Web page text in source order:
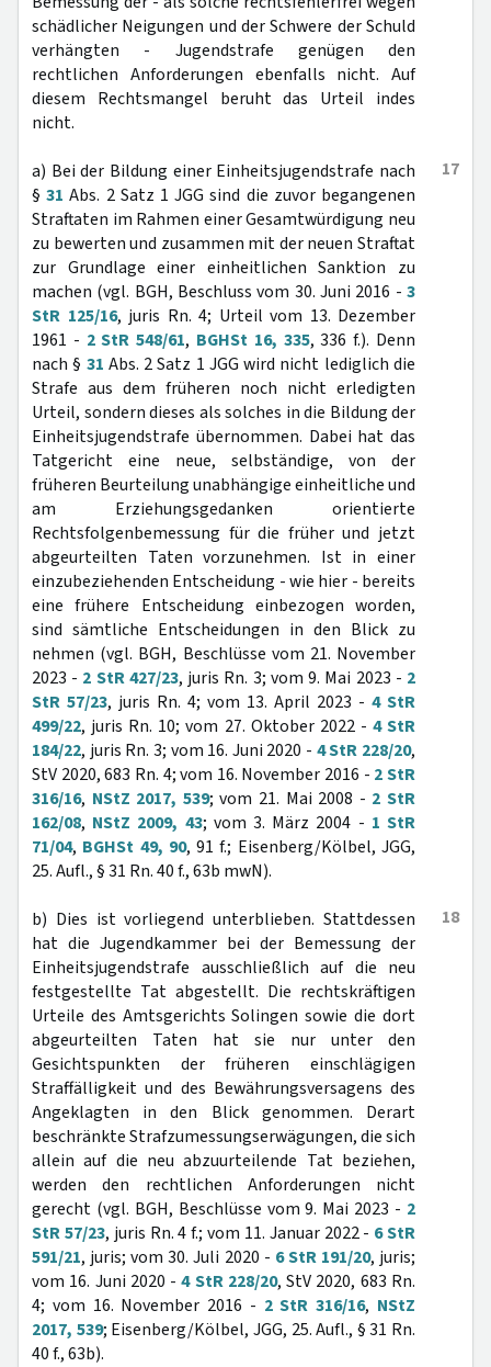
schädlicher Neigungen und der Schwere der Schuld
verhängten - Jugendstrafe genügen den
rechtlichen Anforderungen ebenfalls nicht. Auf
diesem Rechtsmangel beruht das Urteil indes
nicht.
17
a) Bei der Bildung einer Einheitsjugendstrafe nach
§31 Abs. 2 Satz 1 JGG sind die zuvor begangenen
Straftaten im Rahmen einer Gesamtwürdigung neu
zu bewerten und zusammen mit der neuen Straftat
zur Grundlage einer einheitlichen Sanktion zu
machen (vgl. BGH, Beschluss vom 30. Juni 2016 - 3
StR 125/16, juris Rn. 4; Urteil vom 13. Dezember
1961 - 2 StR 548/61, BGHSt 16, 335, 336 f.). Denn
nach § 31 Abs. 2 Satz 1 JGG wird nicht lediglich die
Strafe aus dem früheren noch nicht erledigten
Urteil, sondern dieses als solches in die Bildung der
Einheitsjugendstrafe übernommen. Dabei hat das
Tatgericht eine neue, selbständige, von der
früheren Beurteilung unabhängige einheitliche und
am Erziehungsgedanken orientierte
Rechtsfolgenbemessung für die früher und jetzt
abgeurteilten Taten vorzunehmen. Ist in einer
einzubeziehenden Entscheidung - wie hier - bereits
eine frühere Entscheidung einbezogen worden,
sind sämtliche Entscheidungen in den Blick zu
nehmen (vgl. BGH, Beschlüsse vom 21. November
2023 - 2 StR 427/23, juris Rn. 3; vom 9. Mai 2023 - 2
StR 57/23, juris Rn. 4; vom 13. April 2023 - 4 StR
499/22, juris Rn. 10; vom 27. Oktober 2022 - 4 StR
184/22, juris Rn. 3; vom 16. Juni 2020 - 4 StR 228/20,
StV 2020, 683 Rn. 4; vom 16. November 2016 - 2 StR
316/16, NStZ 2017, 539; vom 21. Mai 2008 - 2 StR
162/08, NStZ 2009, 43; vom 3. März 2004 - 1 StR
71/04, BGHSt 49, 90, 91 f.; Eisenberg/Kölbel, JGG,
25. Aufl., § 31 Rn. 40 f., 63b mwN).
18
b) Dies ist vorliegend unterblieben. Stattdessen
hat die Jugendkammer bei der Bemessung der
Einheitsjugendstrafe ausschließlich auf die neu
festgestellte Tat abgestellt. Die rechtskräftigen
Urteile des Amtsgerichts Solingen sowie die dort
abgeurteilten Taten hat sie nur unter den
Gesichtspunkten der früheren einschlägigen
Straffälligkeit und des Bewährungsversagens des
Angeklagten in den Blick genommen. Derart
beschränkte Strafzumessungserwägungen, die sich
allein auf die neu abzuurteilende Tat beziehen,
werden den rechtlichen Anforderungen nicht
gerecht (vgl. BGH, Beschlüsse vom 9. Mai 2023 - 2
StR 57/23, juris Rn. 4 f.; vom 11. Januar 2022 - 6 StR
591/21, juris; vom 30. Juli 2020 - 6 StR 191/20, juris;
vom 16. Juni 2020 -4 StR 228/20, StV 2020, 683 Rn.
4; vom 16. November 2016 - 2 StR 316/16, NStZ
2017, 539; Eisenberg/Kölbel, JGG, 25. Aufl., § 31 Rn.
40 f., 63b).